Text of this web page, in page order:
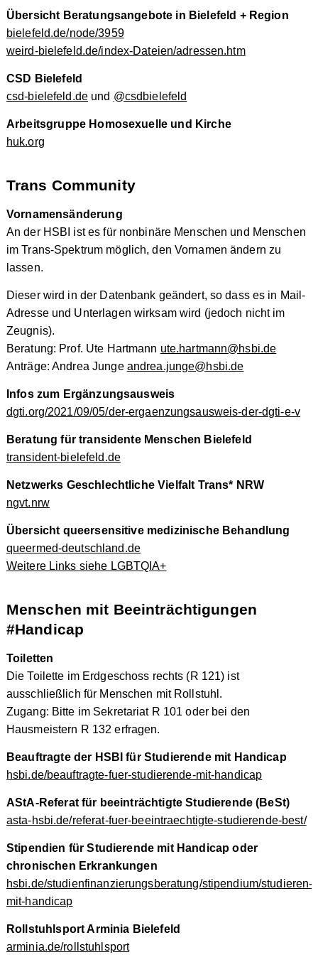
Übersicht Beratungsangebote in Bielefeld + Region
bielefeld.de/node/3959
weird-bielefeld.de/index-Dateien/adressen.htm
CSD Bielefeld
csd-bielefeld.de und @csdbielefeld
Arbeitsgruppe Homosexuelle und Kirche
huk.org
Trans Community
Vornamensänderung
An der HSBI ist es für nonbinäre Menschen und Menschen
im Trans-Spektrum möglich, den Vornamen ändern zu
lassen.
Dieser wird in der Datenbank geändert, so dass es in Mail-
Adresse und Unterlagen wirksam wird (jedoch nicht im
Zeugnis).
Beratung: Prof. Ute Hartmann ute.hartmann@hsbi.de
Anträge: Andrea Junge andrea.junge@hsbi.de
Infos zum Ergänzungsausweis
dgti.org/2021/09/05/der-ergaenzungsausweis-der-dgti-e-v
Beratung für transidente Menschen Bielefeld
transident-bielefeld.de
Netzwerks Geschlechtliche Vielfalt Trans* NRW
ngvt.nrw
Übersicht queersensitive medizinische Behandlung
queermed-deutschland.de
Weitere Links siehe LGBTQIA+
Menschen mit Beeinträchtigungen
#Handicap
Toiletten
Die Toilette im Erdgeschoss rechts (R 121) ist
ausschließlich für Menschen mit Rollstuhl.
Zugang: Bitte im Sekretariat R 101 oder bei den
Hausmeistern R 132 erfragen.
Beauftragte der HSBI für Studierende mit Handicap
hsbi.de/beauftragte-fuer-studierende-mit-handicap
AStA-Referat für beeinträchtigte Studierende (BeSt)
asta-hsbi.de/referat-fuer-beeintraechtigte-studierende-best/
Stipendien für Studierende mit Handicap oder
chronischen Erkrankungen
hsbi.de/studienfinanzierungsberatung/stipendium/studieren-
mit-handicap
Rollstuhlsport Arminia Bielefeld
arminia.de/rollstuhlsport